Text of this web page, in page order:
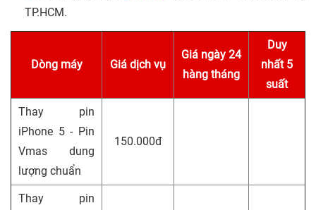
TP.HCM.
Dòng máy Giá dịch vụ
Giá ngày 24
hàng tháng
Duy
nhất 5
suất
Thay pin
iPhone 5 - Pin
Vmas dung
lượng chuẩn
150.000đ
Thay pin